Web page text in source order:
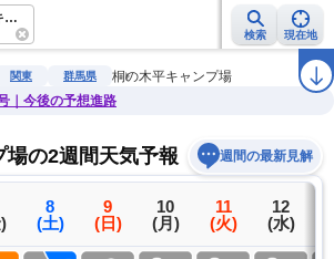
桐の木平キャンプ場
検索 現在地
報 地震情報 警報・注意報 2週間天気 ラ
関東 群馬県
桐の木平キャンプ場
｜今後の予想進路
の2週間天気予報 週間の最新見解
8
(土)
9
(日)
10
(月)
11
(火)
12
(水)